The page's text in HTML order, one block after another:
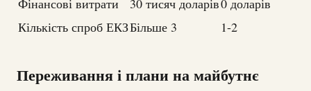
Фінансові витрати 30 тисяч доларів0 доларів
Кількість спроб ЕКЗБільше 3 1-2
Переживання і плани на майбутнє